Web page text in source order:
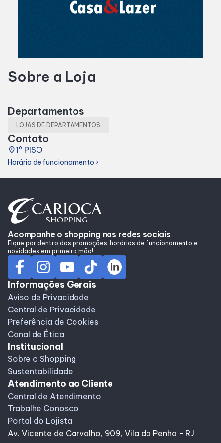
Cinema
Eventos
Lojas
Alimentação
Programa de benefícios
Sobre a Loja
Departamentos
LOJAS DE DEPARTAMENTOS
Contato
place1º PISO
Horário de funcionamento chevron_right
Acompanhe o shopping nas redes sociais
Fique por dentro das promoções, horários de funcionamento e
novidades em primeira mão!
Informações Gerais
Aviso de Privacidade
Central de Privacidade
Preferência de Cookies
Canal de Ética
Institucional
Sobre o Shopping
Sustentabilidade
Atendimento ao Cliente
Central de Atendimento
Trabalhe Conosco
Portal do Lojista
Av. Vicente de Carvalho, 909, Vila da Penha - RJ